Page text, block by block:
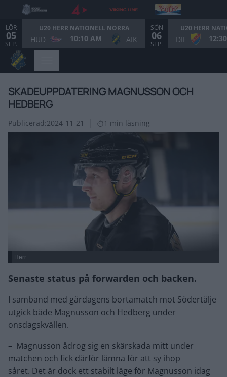
LÖR
05
SEP.
U20 HERR NATIONELL NORRA
HUD 10:10 AM AIK
SÖN
06
SEP.
U20 HERR
DIF
SKADEUPPDATERING MAGNUSSON OCH
HEDBERG
Publicerad:2024-11-21 1 min läsning
Herr
Senaste status på forwarden och backen.
I samband med gårdagens bortamatch mot Södertälje
utgick både Magnusson och Hedberg under
onsdagskvällen.
– Magnusson ådrog sig en skärskada mitt under
matchen och fick därför lämna för att sy ihop
såret. Det är dock ett stabilt läge för Magnusson idag